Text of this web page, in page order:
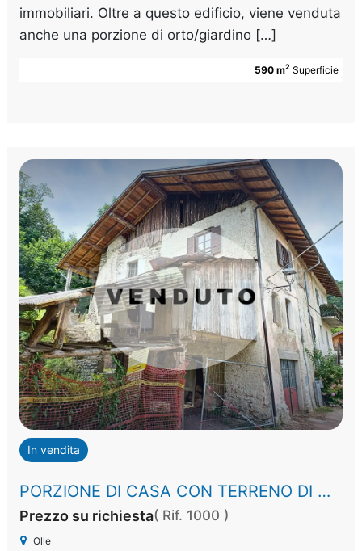
immobiliari. Oltre a questo edificio, viene venduta
anche una porzione di orto/giardino […]
590 m2 Superficie
In vendita
PORZIONE DI CASA CON TERRENO DI MQ 700
Prezzo su richiesta( Rif. 1000 )
Olle